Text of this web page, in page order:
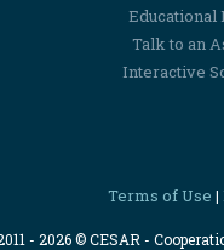
Educational
Talk to an
Interactive
Terms of Use |
- 2026 © CESAR -